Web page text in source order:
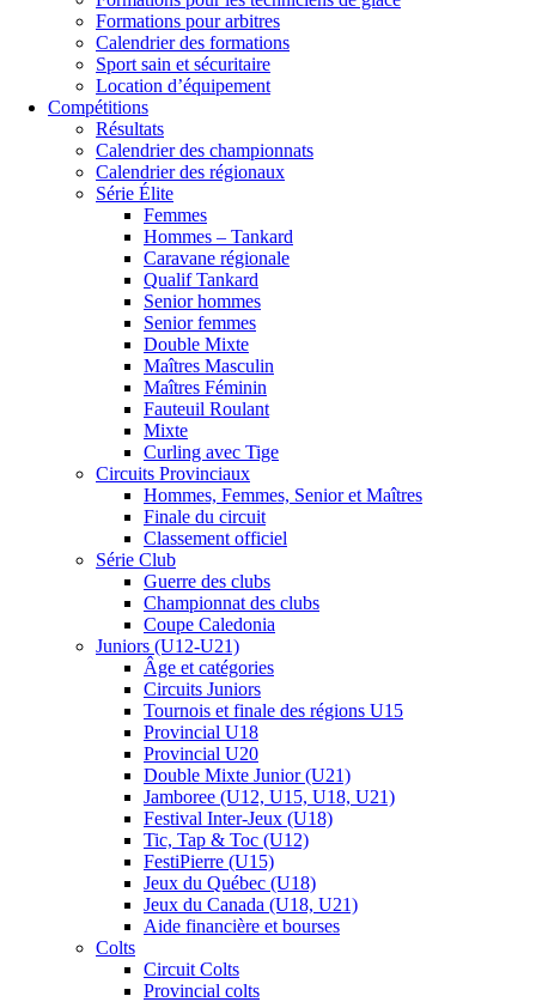
Formations pour arbitres
Calendrier des formations
Sport sain et sécuritaire
Location d’équipement
Compétitions
Résultats
Calendrier des championnats
Calendrier des régionaux
Série Élite
Femmes
Hommes – Tankard
Caravane régionale
Qualif Tankard
Senior hommes
Senior femmes
Double Mixte
Maîtres Masculin
Maîtres Féminin
Fauteuil Roulant
Mixte
Curling avec Tige
Circuits Provinciaux
Hommes, Femmes, Senior et Maîtres
Finale du circuit
Classement officiel
Série Club
Guerre des clubs
Championnat des clubs
Coupe Caledonia
Juniors (U12-U21)
Âge et catégories
Circuits Juniors
Tournois et finale des régions U15
Provincial U18
Provincial U20
Double Mixte Junior (U21)
Jamboree (U12, U15, U18, U21)
Festival Inter-Jeux (U18)
Tic, Tap & Toc (U12)
FestiPierre (U15)
Jeux du Québec (U18)
Jeux du Canada (U18, U21)
Aide financière et bourses
Colts
Circuit Colts
Provincial colts